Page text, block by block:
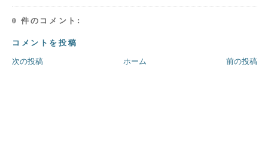
0 件のコメント:
コメントを投稿
次の投稿 前の投稿
ホーム